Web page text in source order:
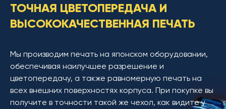
ТОЧНАЯ ЦВЕТОПЕРЕДАЧА И
ВЫСОКОКАЧЕСТВЕННАЯ ПЕЧАТЬ
Мы производим печать на японском оборудовании,
обеспечивая наилучшее разрешение и
цветопередачу, а также равномерную печать на
всех внешних поверхностях корпуса. При покупке вы
получите в точности такой же чехол, как видите у